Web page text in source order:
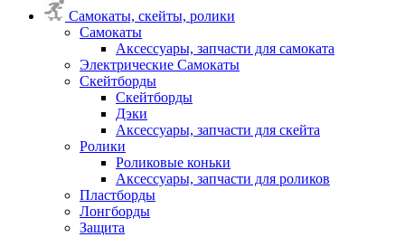
Самокаты, скейты, ролики
Самокаты
Аксессуары, запчасти для самоката
Электрические Самокаты
Скейтборды
Скейтборды
Дэки
Аксессуары, запчасти для скейта
Ролики
Роликовые коньки
Аксессуары, запчасти для роликов
Пластборды
Лонгборды
Защита